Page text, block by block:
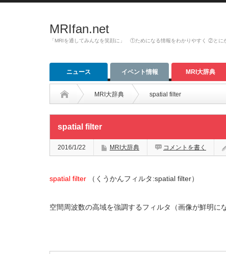
MRIfan.net
「MRIを通してみんなを笑顔に」 ①ためになる情報をわかりやすく ②と
ニュース イベント情報 MRI大辞典
MRI大辞典 spatial filter
spatial filter
2016/1/22 MRI大辞典 コメントを書く
spatial filter （くうかんフィルタ:spatial filter）
空間周波数の高域を強調するフィルタ（画像が鮮明に